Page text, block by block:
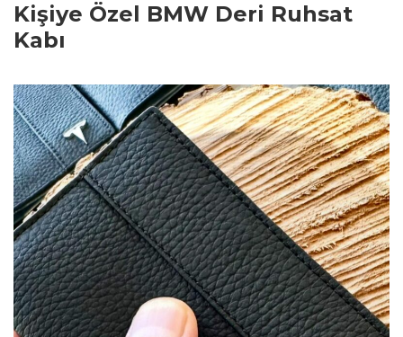
Kişiye Özel BMW Deri Ruhsat
Kabı